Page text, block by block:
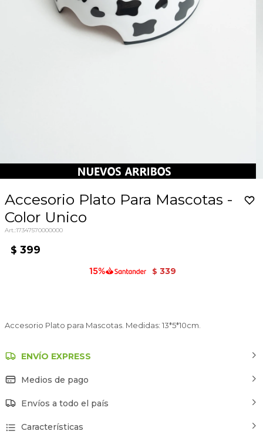
Accesorio Plato Para Mascotas -
Color Unico
17347570000000
$ 399
$ 339
Accesorio Plato para Mascotas. Medidas: 13*5*10cm.
ENVÍO EXPRESS
Medios de pago
Envíos a todo el país
Características